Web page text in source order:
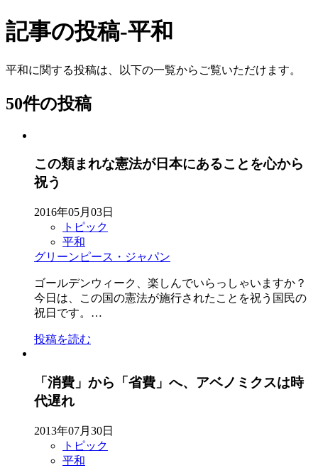
記事の投稿-平和
平和に関する投稿は、以下の一覧からご覧いただけます。
50件の投稿
この類まれな憲法が日本にあることを心から
祝う
2016年05月03日
トピック
平和
グリーンピース・ジャパン
ゴールデンウィーク、楽しんでいらっしゃいますか？
今日は、この国の憲法が施行されたことを祝う国民の
祝日です。…
投稿を読む
「消費」から「省費」へ、アベノミクスは時
代遅れ
2013年07月30日
トピック
平和